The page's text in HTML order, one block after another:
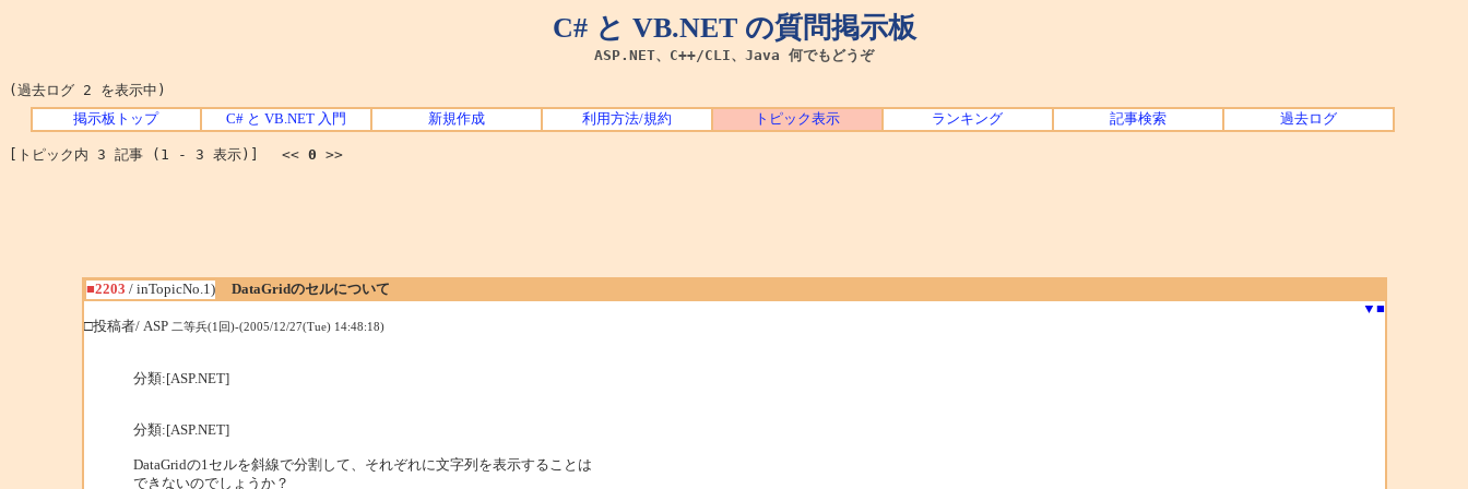
C# と VB.NET の質問掲示板
ASP.NET、C++/CLI、Java 何でもどうぞ
(過去ログ 2 を表示中)
掲示板トップ C# と VB.NET 入門 新規作成 利用方法/規約 トピック表示 ランキング 記事検索 過去ログ
[トピック内 3 記事 (1 - 3 表示)] << 0 >>
■2203 / inTopicNo.1)
DataGridのセルについて
▼ ■
□投稿者/ ASP 二等兵(1回)-(2005/12/27(Tue) 14:48:18)
分類:[ASP.NET]
分類:[ASP.NET]
DataGridの1セルを斜線で分割して、それぞれに文字列を表示することは
できないのでしょうか？